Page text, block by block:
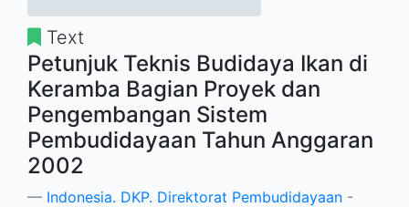
Text
Petunjuk Teknis Budidaya Ikan di
Keramba Bagian Proyek dan
Pengembangan Sistem
Pembudidayaan Tahun Anggaran
2002
Indonesia. DKP. Direktorat Pembudidayaan -